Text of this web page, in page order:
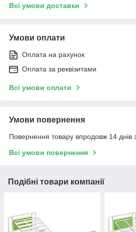
Всі умови доставки
Умови оплати
Оплата на рахунок
Оплата за реквізитами
Всі умови оплати
Умови повернення
Повернення товару впродовж 14 днів
Всі умови повернення
Подібні товари компанії